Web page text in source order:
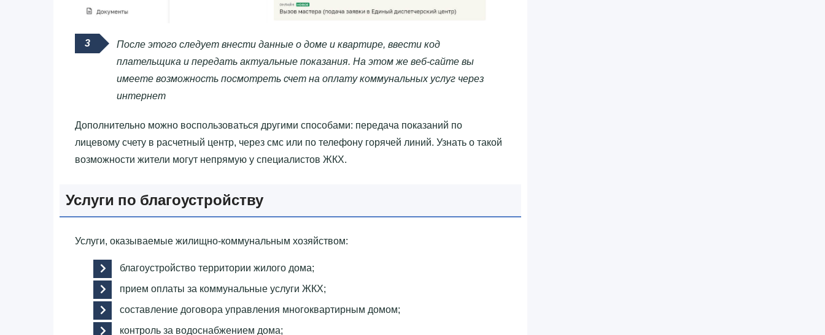
После этого следует внести данные о доме и квартире, ввести код
плательщика и передать актуальные показания. На этом же веб-сайте вы
имеете возможность посмотреть счет на оплату коммунальных услуг через
интернет
Дополнительно можно воспользоваться другими способами: передача показаний по
лицевому счету в расчетный центр, через смс или по телефону горячей линий. Узнать о такой
возможности жители могут непрямую у специалистов ЖКХ.
Услуги по благоустройству
Услуги, оказываемые жилищно-коммунальным хозяйством:
благоустройство территории жилого дома;
прием оплаты за коммунальные услуги ЖКХ;
составление договора управления многоквартирным домом;
контроль за водоснабжением дома;